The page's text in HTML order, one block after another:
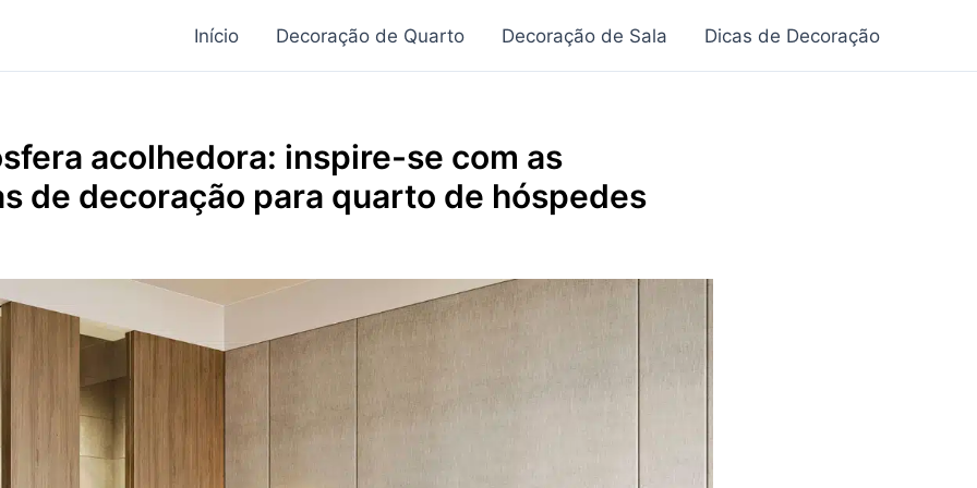
Início Decoração de Quarto Decoração de Sala Dicas de Decoração
acolhedora: inspire-se com as
de decoração para quarto de hóspedes